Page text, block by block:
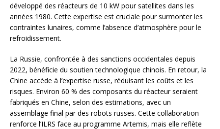
développé des réacteurs de 10 kW pour satellites dans les
années 1980. Cette expertise est cruciale pour surmonter les
contraintes lunaires, comme l’absence d’atmosphère pour le
refroidissement.
La Russie, confrontée à des sanctions occidentales depuis
2022, bénéficie du soutien technologique chinois. En retour, la
Chine accède à l’expertise russe, réduisant les coûts et les
risques. Environ 60 % des composants du réacteur seraient
fabriqués en Chine, selon des estimations, avec un
assemblage final par des robots russes. Cette collaboration
renforce l’ILRS face au programme Artemis, mais elle reflète